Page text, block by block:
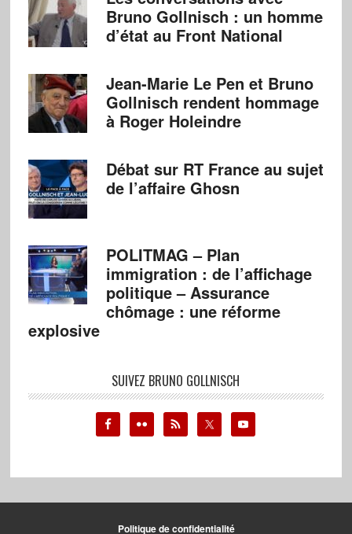
Bruno Gollnisch : un homme
d’état au Front National
Jean-Marie Le Pen et Bruno
Gollnisch rendent hommage
à Roger Holeindre
Débat sur RT France au sujet
de l’affaire Ghosn
POLITMAG – Plan
immigration : de l’affichage
politique – Assurance
chômage : une réforme
explosive
SUIVEZ BRUNO GOLLNISCH
Politique de confidentialité